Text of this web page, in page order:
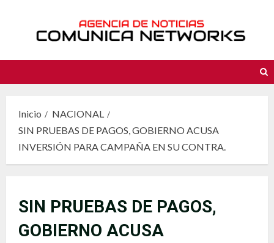
contenido
Inicio
NACIONAL
SIN PRUEBAS DE PAGOS, GOBIERNO ACUSA
INVERSIÓN PARA CAMPAÑA EN SU CONTRA.
SIN PRUEBAS DE PAGOS,
GOBIERNO ACUSA